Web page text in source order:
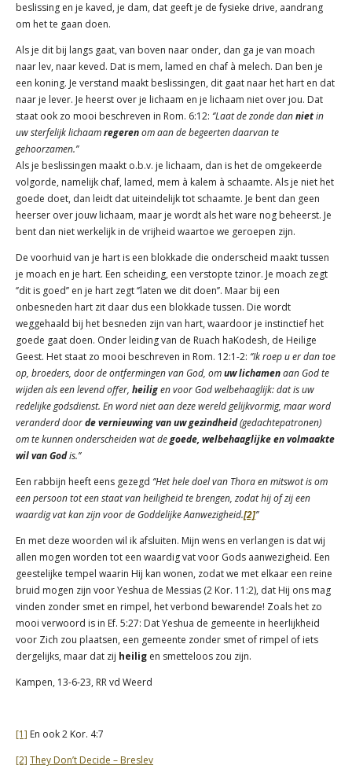
beslissing en je kaved, je dam, dat geeft je de fysieke drive, aandrang
om het te gaan doen.
Als je dit bij langs gaat, van boven naar onder, dan ga je van moach
naar lev, naar keved. Dat is mem, lamed en chaf à melech. Dan ben je
een koning. Je verstand maakt beslissingen, dit gaat naar het hart en dat
naar je lever. Je heerst over je lichaam en je lichaam niet over jou. Dat
staat ook zo mooi beschreven in Rom. 6:12: ‘’Laat de zonde dannietin
uw sterfelijk lichaamregerenom aan de begeerten daarvan te
gehoorzamen.’’
Als je beslissingen maakt o.b.v. je lichaam, dan is het de omgekeerde
volgorde, namelijk chaf, lamed, mem à kalem à schaamte. Als je niet het
goede doet, dan leidt dat uiteindelijk tot schaamte. Je bent dan geen
heerser over jouw lichaam, maar je wordt als het ware nog beheerst. Je
bent dan niet werkelijk in de vrijheid waartoe we geroepen zijn.
De voorhuid van je hart is een blokkade die onderscheid maakt tussen
je moach en je hart. Een scheiding, een verstopte tzinor. Je moach zegt
‘’dit is goed’’ en je hart zegt ‘’laten we dit doen’’. Maar bij een
onbesneden hart zit daar dus een blokkade tussen. Die wordt
weggehaald bij het besneden zijn van hart, waardoor je instinctief het
goede gaat doen. Onder leiding van de Ruach haKodesh, de Heilige
Geest. Het staat zo mooi beschreven in Rom. 12:1-2: ‘’Ik roep u er dan toe
op, broeders, door de ontfermingen van God, omuw lichamenaan God te
wijden als een levend offer, heiligen voor God welbehaaglijk: dat is uw
redelijke godsdienst. En word niet aan deze wereld gelijkvormig, maar word
veranderd doorde vernieuwing van uw gezindheid(gedachtepatronen)
om te kunnen onderscheiden wat degoede, welbehaaglijke en volmaakte
wil van Godis.’’
Een rabbijn heeft eens gezegd ‘’Het hele doel van Thora en mitswot is om
een persoon tot een staat van heiligheid te brengen, zodat hij of zij een
waardig vat kan zijn voor de Goddelijke Aanwezigheid.[2]’’
En met deze woorden wil ik afsluiten. Mijn wens en verlangen is dat wij
allen mogen worden tot een waardig vat voor Gods aanwezigheid. Een
geestelijke tempel waarin Hij kan wonen, zodat we met elkaar een reine
bruid mogen zijn voor Yeshua de Messias (2 Kor. 11:2), dat Hij ons mag
vinden zonder smet en rimpel, het verbond bewarende! Zoals het zo
mooi verwoord is in Ef. 5:27: Dat Yeshua de gemeente in heerlijkheid
voor Zich zou plaatsen, een gemeente zonder smet of rimpel of iets
dergelijks, maar dat zij heilig en smetteloos zou zijn.
Kampen, 13-6-23, RR vd Weerd
[1] En ook 2 Kor. 4:7
[2] They Don’t Decide – Breslev